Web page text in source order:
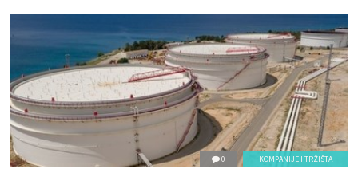
0 KOMPANIJE I TRŽIŠTA